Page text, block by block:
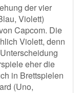
der vier
Violett)
Capcom. Die
Violett, denn
eher die
in Brettspielen
(Uno,